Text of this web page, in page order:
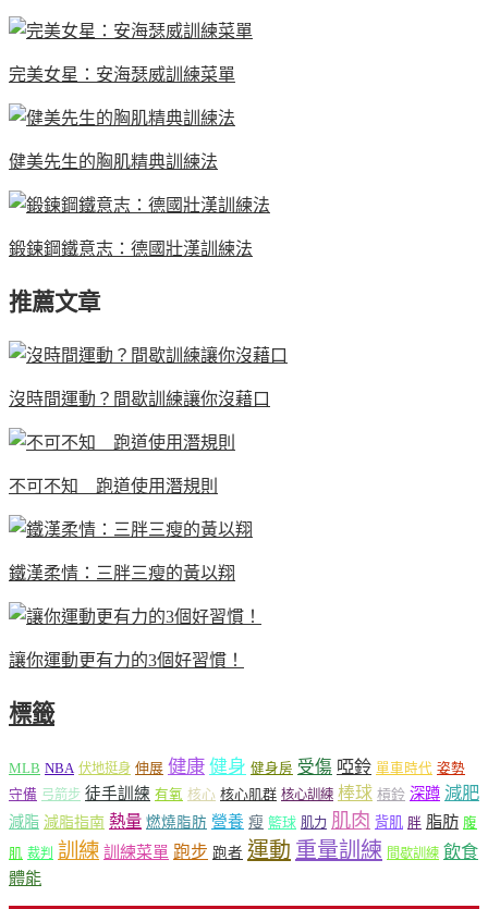
完美女星：安海瑟威訓練菜單
健美先生的胸肌精典訓練法
鍛鍊鋼鐵意志：德國壯漢訓練法
推薦文章
沒時間運動？間歇訓練讓你沒藉口
不可不知 跑道使用潛規則
鐵漢柔情：三胖三瘦的黃以翔
讓你運動更有力的3個好習慣！
標籤
MLB NBA 伏地挺身 伸展 健康 健身 健身房 受傷 啞鈴 單車時代 姿勢
守備 弓箭步 徒手訓練 有氧 核心 核心肌群 核心訓練 棒球 槓鈴 深蹲 減肥
減脂 減脂指南 熱量 燃燒脂肪 營養 瘦 籃球 肌力 肌肉 背肌 胖 脂肪 腹
肌 裁判 訓練 訓練菜單 跑步 跑者 運動 重量訓練 間歇訓練 飲食
體能